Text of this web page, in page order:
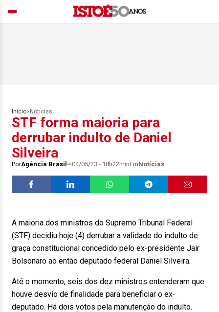
Início> Notícias
STF forma maioria para
derrubar indulto de Daniel
Silveira
PorAgência Brasil 04/05/23 - 18h22minEmNotícias
A maioria dos ministros do Supremo Tribunal Federal
(STF) decidiu hoje (4) derrubar a validade do indulto de
graça constitucional concedido pelo ex-presidente Jair
Bolsonaro ao então deputado federal Daniel Silveira.
Até o momento, seis dos dez ministros entenderam que
houve desvio de finalidade para beneficiar o ex-
deputado. Há dois votos pela manutenção do indulto.